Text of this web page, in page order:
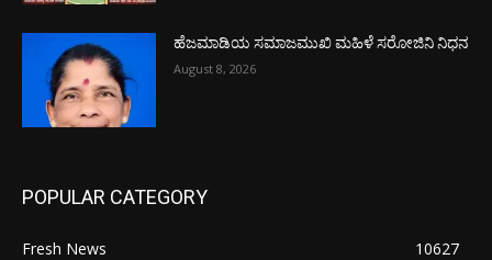
ಹೆಜಮಾಡಿಯ ಸಮಾಜಮುಖಿ ಮಹಿಳೆ ಸರೋಜಿನಿ ನಿಧನ
August 8, 2026
POPULAR CATEGORY
Fresh News
10627